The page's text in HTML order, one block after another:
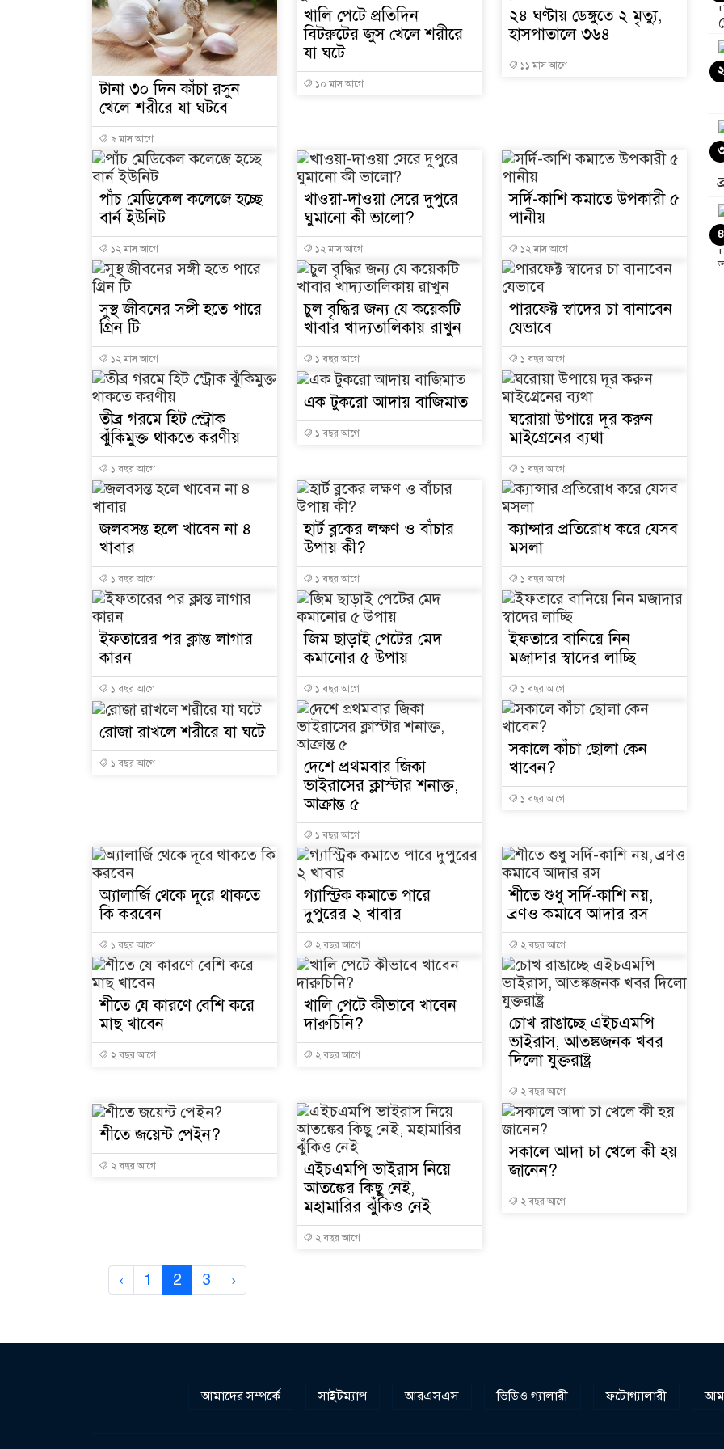
‘স্কুটি নাকি গোল্ড?’
১৫২২ পুলিশ সদস্যকে
সার্ককে আরও গতিশীল করতে
জামায়াত ফেরেশতাদের দল
টানা ৩০ দিন কাঁচা রসুন
খেলে শরীরে যা ঘটবে
৯ মাস আগে
খালি পেটে প্রতিদিন
বিটরুটের জুস খেলে শরীরে
যা ঘটে
১০ মাস আগে
২৪ ঘণ্টায় ডেঙ্গুতে ২ মৃত্যু,
হাসপাতালে ৩৬৪
১১ মাস আগে
পাঁচ মেডিকেল কলেজে হচ্ছে
বার্ন ইউনিট
১২ মাস আগে
খাওয়া-দাওয়া সেরে দুপুরে
ঘুমানো কী ভালো?
১২ মাস আগে
সর্দি-কাশি কমাতে উপকারী ৫
পানীয়
১২ মাস আগে
সুস্থ জীবনের সঙ্গী হতে পারে
গ্রিন টি
১২ মাস আগে
চুল বৃদ্ধির জন্য যে কয়েকটি
খাবার খাদ্যতালিকায় রাখুন
১ বছর আগে
পারফেক্ট স্বাদের চা বানাবেন
যেভাবে
১ বছর আগে
তীব্র গরমে হিট স্ট্রোক
ঝুঁকিমুক্ত থাকতে করণীয়
১ বছর আগে
এক টুকরো আদায় বাজিমাত
১ বছর আগে
ঘরোয়া উপায়ে দূর করুন
মাইগ্রেনের ব্যথা
১ বছর আগে
জলবসন্ত হলে খাবেন না ৪
খাবার
১ বছর আগে
হার্ট ব্লকের লক্ষণ ও বাঁচার
উপায় কী?
১ বছর আগে
ক্যান্সার প্রতিরোধ করে যেসব
মসলা
১ বছর আগে
ইফতারের পর ক্লান্ত লাগার
কারন
১ বছর আগে
জিম ছাড়াই পেটের মেদ
কমানোর ৫ উপায়
১ বছর আগে
ইফতারে বানিয়ে নিন
মজাদার স্বাদের লাচ্ছি
১ বছর আগে
রোজা রাখলে শরীরে যা ঘটে
১ বছর আগে
দেশে প্রথমবার জিকা
ভাইরাসের ক্লাস্টার শনাক্ত,
আক্রান্ত ৫
১ বছর আগে
সকালে কাঁচা ছোলা কেন
খাবেন?
১ বছর আগে
অ্যালার্জি থেকে দূরে থাকতে
কি করবেন
১ বছর আগে
গ্যাস্ট্রিক কমাতে পারে
দুপুরের ২ খাবার
২ বছর আগে
শীতে শুধু সর্দি-কাশি নয়,
ব্রণও কমাবে আদার রস
২ বছর আগে
শীতে যে কারণে বেশি করে
মাছ খাবেন
২ বছর আগে
খালি পেটে কীভাবে খাবেন
দারুচিনি?
২ বছর আগে
চোখ রাঙাচ্ছে এইচএমপি
ভাইরাস, আতঙ্কজনক খবর
দিলো যুক্তরাষ্ট্র
২ বছর আগে
শীতে জয়েন্ট পেইন?
২ বছর আগে
এইচএমপি ভাইরাস নিয়ে
আতঙ্কের কিছু নেই,
মহামারির ঝুঁকিও নেই
২ বছর আগে
সকালে আদা চা খেলে কী হয়
জানেন?
২ বছর আগে
‹ 1 2 3 ›
২
৩
৪
আমাদের সম্পর্কে সাইটম্যাপ আরএসএস ভিডিও গ্যালারী ফটোগ্যালারী